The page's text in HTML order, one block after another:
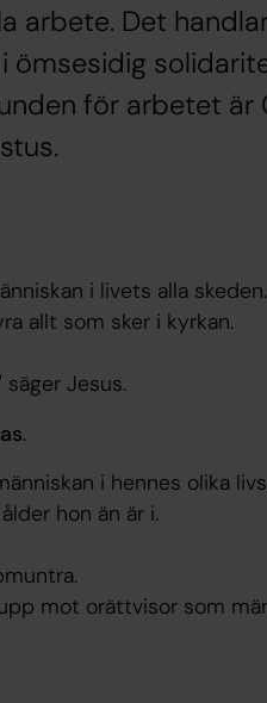
arbete. Det
ömsesidig
för arbetet är
i livets alla skeden.
allt som sker i kyrkan.
Jesus.
.
i hennes olika
hon än är i.
mot orättvisor som